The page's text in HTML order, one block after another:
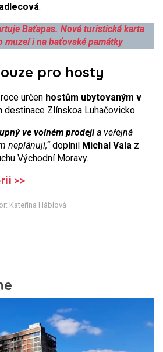
.
Baťapas. Nová turistická karta
muzeí i na baťovské památky
pro hosty
určen hostům ubytovaným v
destinace Zlínskoa Luhačovicko.
ve volném prodejia veřejná
neplánují,“doplnil Michal Vala z
Východní Moravy.
>>
Kateřina Háblová